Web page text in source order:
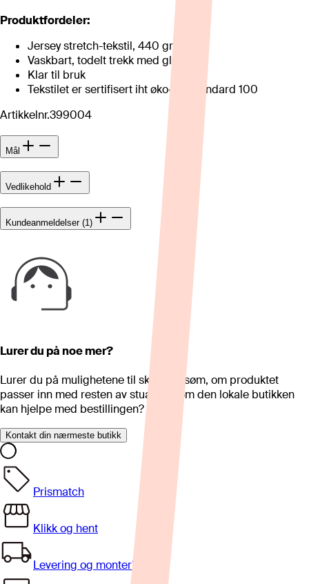
Produktfordeler:
Jersey stretch-tekstil, 440 gram
Vaskbart, todelt trekk med glidelås
Klar til bruk
Tekstilet er sertifisert iht øko-tex standard 100
Artikkelnr.399004
Mål
Vedlikehold
Kundeanmeldelser (1)
Lurer du på noe mer?
Lurer du på mulighetene til skreddersøm, om produktet
passer inn med resten av stua eller om den lokale butikken
kan hjelpe med bestillingen?
Kontakt din nærmeste butikk
Prismatch
Klikk og hent
Levering og montering